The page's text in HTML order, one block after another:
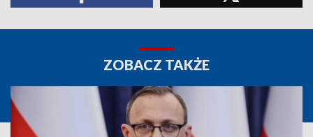
ZOBACZ TAKŻE